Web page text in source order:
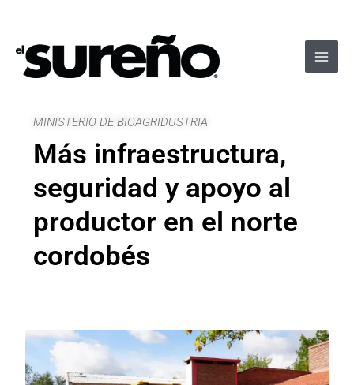
contenido
MINISTERIO DE BIOAGRIDUSTRIA
Más infraestructura,
seguridad y apoyo al
productor en el norte
cordobés
entradas